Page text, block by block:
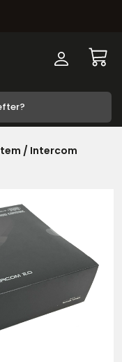
/ Intercom